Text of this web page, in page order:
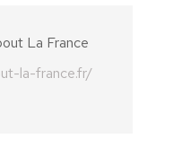
La France
la-france.fr/